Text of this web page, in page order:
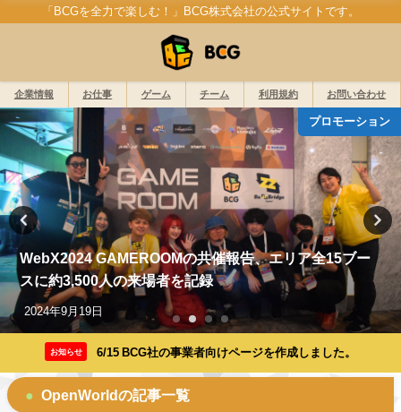
「BCGを全力で楽しむ！」BCG株式会社の公式サイトです。
企業情報 お仕事 ゲーム チーム 利用規約 お問い合わせ
プロモーション
WebX2024 GAMEROOMの共催報告、エリア全15ブー
スに約3,500人の来場者を記録
2024年9月19日
お知らせ 6/15 BCG社の事業者向けページを作成しました。
OpenWorldの記事一覧